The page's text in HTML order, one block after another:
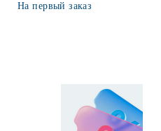
Интерьерная подсветка
На первый заказ